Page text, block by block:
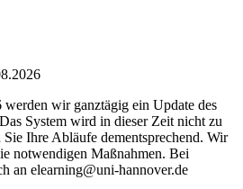
wir ganztägig ein Update des
System wird in dieser Zeit nicht zu
Ihre Abläufe dementsprechend. Wir
notwendigen Maßnahmen. Bei
an elearning@uni-hannover.de